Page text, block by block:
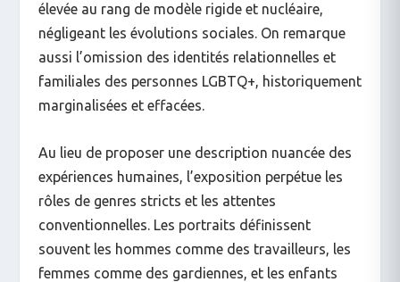
élevée au rang de modèle rigide et nucléaire,
négligeant les évolutions sociales. On remarque
aussi l’omission des identités relationnelles et
familiales des personnes LGBTQ+, historiquement
marginalisées et effacées.
Au lieu de proposer une description nuancée des
expériences humaines, l’exposition perpétue les
rôles de genres stricts et les attentes
conventionnelles. Les portraits définissent
souvent les hommes comme des travailleurs, les
femmes comme des gardiennes, et les enfants